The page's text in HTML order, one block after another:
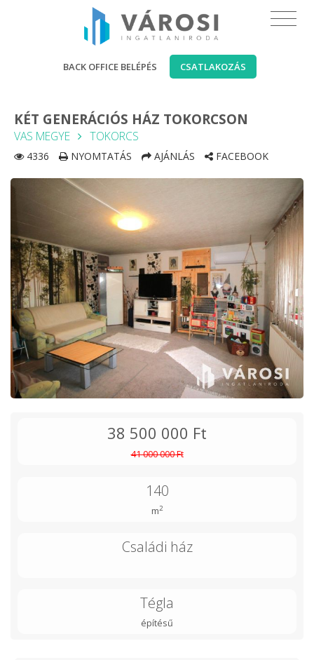
BACK OFFICE BELÉPÉS CSATLAKOZÁS
KÉT GENERÁCIÓS HÁZ TOKORCSON
VAS MEGYE TOKORCS
4336 NYOMTATÁS AJÁNLÁS FACEBOOK
38 500 000 Ft
41 000 000 Ft
140
m2
Családi ház
Tégla
építésű